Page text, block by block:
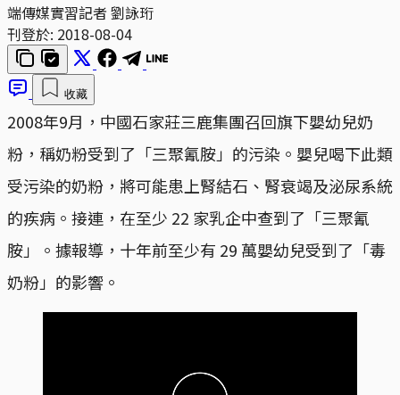
端傳媒實習記者 劉詠珩
刊登於: 2018-08-04
收藏
2008年9月，中國石家莊三鹿集團召回旗下嬰幼兒奶
粉，稱奶粉受到了「三聚氰胺」的污染。嬰兒喝下此類
受污染的奶粉，將可能患上腎結石、腎衰竭及泌尿系統
的疾病。接連，在至少 22 家乳企中查到了「三聚氰
胺」。據報導，十年前至少有 29 萬嬰幼兒受到了「毒
奶粉」的影響。